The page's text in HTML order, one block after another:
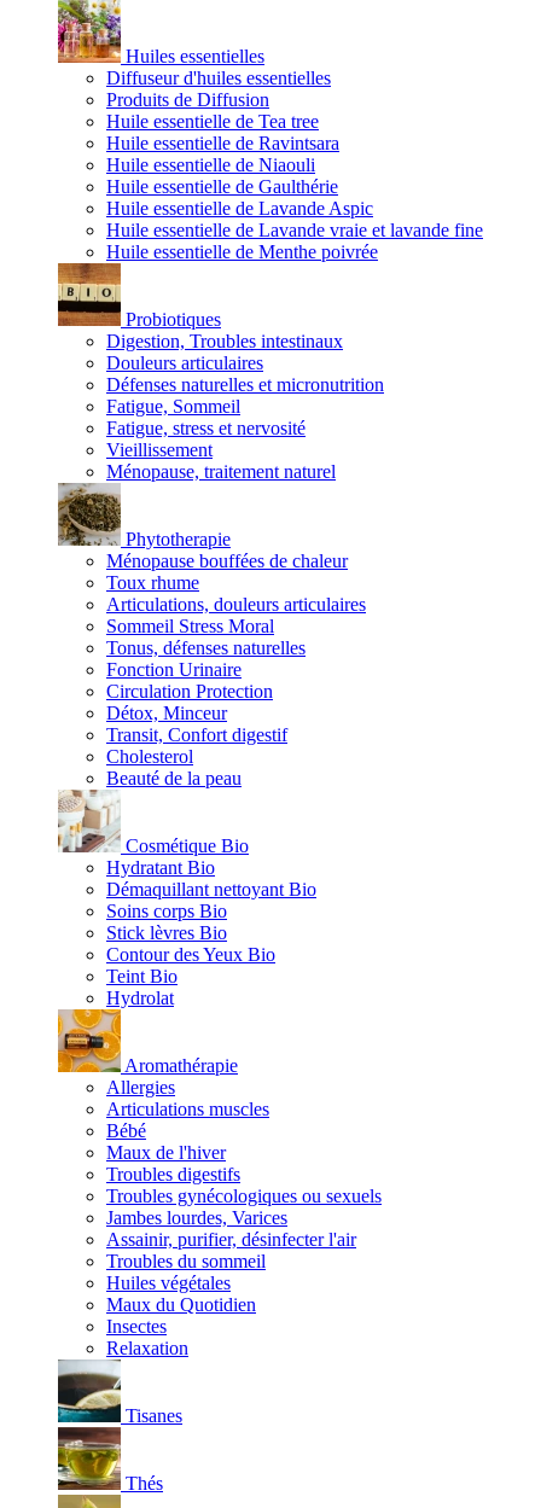
Huiles essentielles
Diffuseur d'huiles essentielles
Produits de Diffusion
Huile essentielle de Tea tree
Huile essentielle de Ravintsara
Huile essentielle de Niaouli
Huile essentielle de Gaulthérie
Huile essentielle de Lavande Aspic
Huile essentielle de Lavande vraie et lavande fine
Huile essentielle de Menthe poivrée
Probiotiques
Digestion, Troubles intestinaux
Douleurs articulaires
Défenses naturelles et micronutrition
Fatigue, Sommeil
Fatigue, stress et nervosité
Vieillissement
Ménopause, traitement naturel
Phytotherapie
Ménopause bouffées de chaleur
Toux rhume
Articulations, douleurs articulaires
Sommeil Stress Moral
Tonus, défenses naturelles
Fonction Urinaire
Circulation Protection
Détox, Minceur
Transit, Confort digestif
Cholesterol
Beauté de la peau
Cosmétique Bio
Hydratant Bio
Démaquillant nettoyant Bio
Soins corps Bio
Stick lèvres Bio
Contour des Yeux Bio
Teint Bio
Hydrolat
Aromathérapie
Allergies
Articulations muscles
Bébé
Maux de l'hiver
Troubles digestifs
Troubles gynécologiques ou sexuels
Jambes lourdes, Varices
Assainir, purifier, désinfecter l'air
Troubles du sommeil
Huiles végétales
Maux du Quotidien
Insectes
Relaxation
Tisanes
Thés